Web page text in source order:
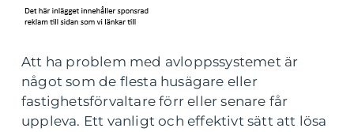
Att ha problem med avloppssystemet är
något som de flesta husägare eller
fastighetsförvaltare förr eller senare får
uppleva. Ett vanligt och effektivt sätt att lösa